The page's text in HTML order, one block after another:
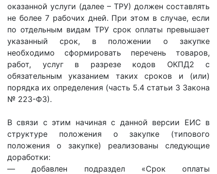
оказанной услуги (далее – ТРУ) должен составлять
не более 7 рабочих дней. При этом в случае, если
по отдельным видам ТРУ срок оплаты превышает
указанный срок, в положении о закупке
необходимо сформировать перечень товаров,
работ, услуг в разрезе кодов ОКПД2 с
обязательным указанием таких сроков и (или)
порядка их определения (часть 5.4 статьи 3 Закона
№ 223-ФЗ).
В связи с этим начиная с данной версии ЕИС в
структуре положения о закупке (типового
положения о закупке) реализованы следующие
доработки:
— добавлен подраздел «Срок оплаты